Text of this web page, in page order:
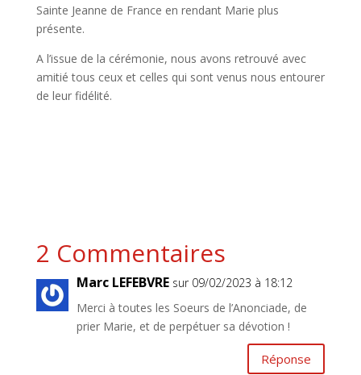
Sainte Jeanne de France en rendant Marie plus
présente.
A l’issue de la cérémonie, nous avons retrouvé avec
amitié tous ceux et celles qui sont venus nous entourer
de leur fidélité.
2 Commentaires
Marc LEFEBVRE sur 09/02/2023 à 18:12
Merci à toutes les Soeurs de l’Anonciade, de
prier Marie, et de perpétuer sa dévotion !
Réponse